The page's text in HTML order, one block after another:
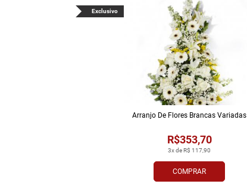
Exclusivo
COMPRAR
3x de R$ 117,90
R$353,70
Arranjo De Flores Brancas Variadas